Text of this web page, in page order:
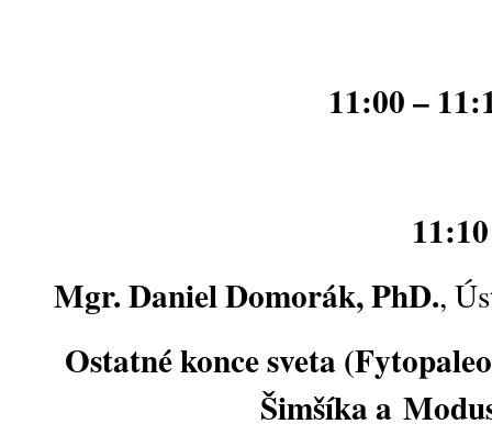
11:00 –
Mgr. Daniel Domorák, PhD.,
Ostatné konce sveta
Šimšíka a